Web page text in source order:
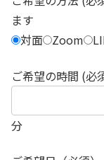
ます
対面 Zoom
ご希望の時間 (必
分